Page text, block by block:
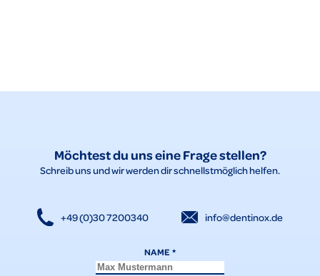
Möchtest du uns eine Frage stellen?
Schreib uns und wir werden dir schnellstmöglich helfen.
+49 (0)30 7200340 info@dentinox.de
NAME*